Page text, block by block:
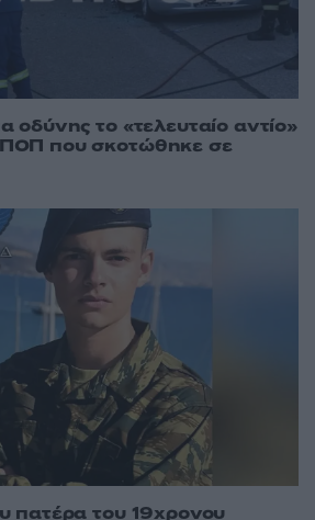
οδύνης το «τελευταίο αντίο»
που σκοτώθηκε σε
πατέρα του 19χρονου